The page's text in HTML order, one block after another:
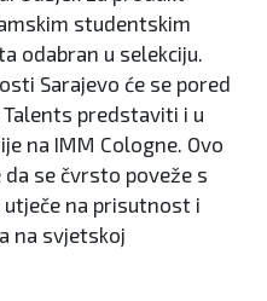
studentskim
odabran u selekciju.
Sarajevo će se pored
predstaviti i u
na IMM Cologne. Ovo
se čvrsto poveže s
na prisutnost i
na svjetskoj